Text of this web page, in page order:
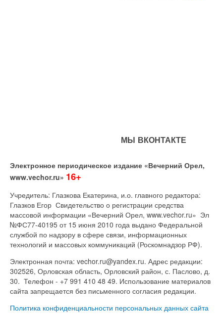
МЫ ВКОНТАКТЕ
Электронное периодическое издание «Вечерний Орел,
www.vechor.ru» 16+
Учредитель: Глазкова Екатерина, и.о. главного редактора:
Глазков Егор Свидетельство о регистрации средства
массовой информации «Вечерний Орел, www.vechor.ru» Эл
№ФС77-40195 от 15 июня 2010 года выдано Федеральной
службой по надзору в сфере связи, информационных
технологий и массовых коммуникаций (Роскомнадзор РФ).
Электронная почта: vechor.ru@yandex.ru. Адрес редакции:
302526, Орловская область, Орловский район, с. Паслово, д.
30. Телефон - +7 991 410 48 49. Использование материалов
сайта запрещается без письменного согласия редакции.
Политика конфиденциальности персональных данных сайта